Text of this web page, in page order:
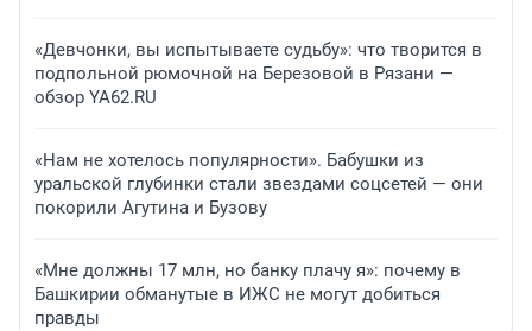
«Девчонки, вы испытываете судьбу»: что творится в
подпольной рюмочной на Березовой в Рязани —
обзор YA62.RU
«Нам не хотелось популярности». Бабушки из
уральской глубинки стали звездами соцсетей — они
покорили Агутина и Бузову
«Мне должны 17 млн, но банку плачу я»: почему в
Башкирии обманутые в ИЖС не могут добиться
правды